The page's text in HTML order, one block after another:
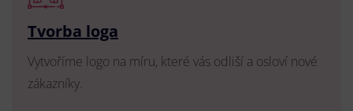
Tvorba loga
Vytvoříme logo na míru, které vás odliší a osloví nové
zákazníky.